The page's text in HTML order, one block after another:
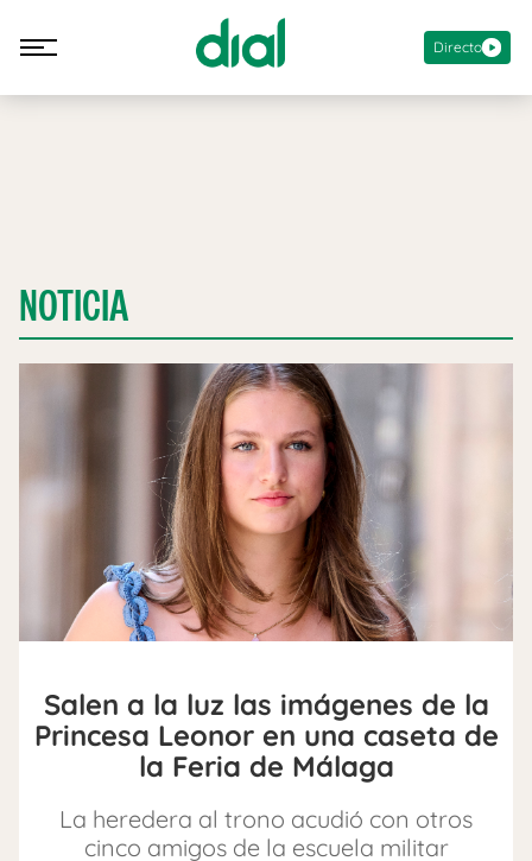
Directo
NOTICIA
Salen a la luz las imágenes de la
Princesa Leonor en una caseta de
la Feria de Málaga
La heredera al trono acudió con otros
cinco amigos de la escuela militar